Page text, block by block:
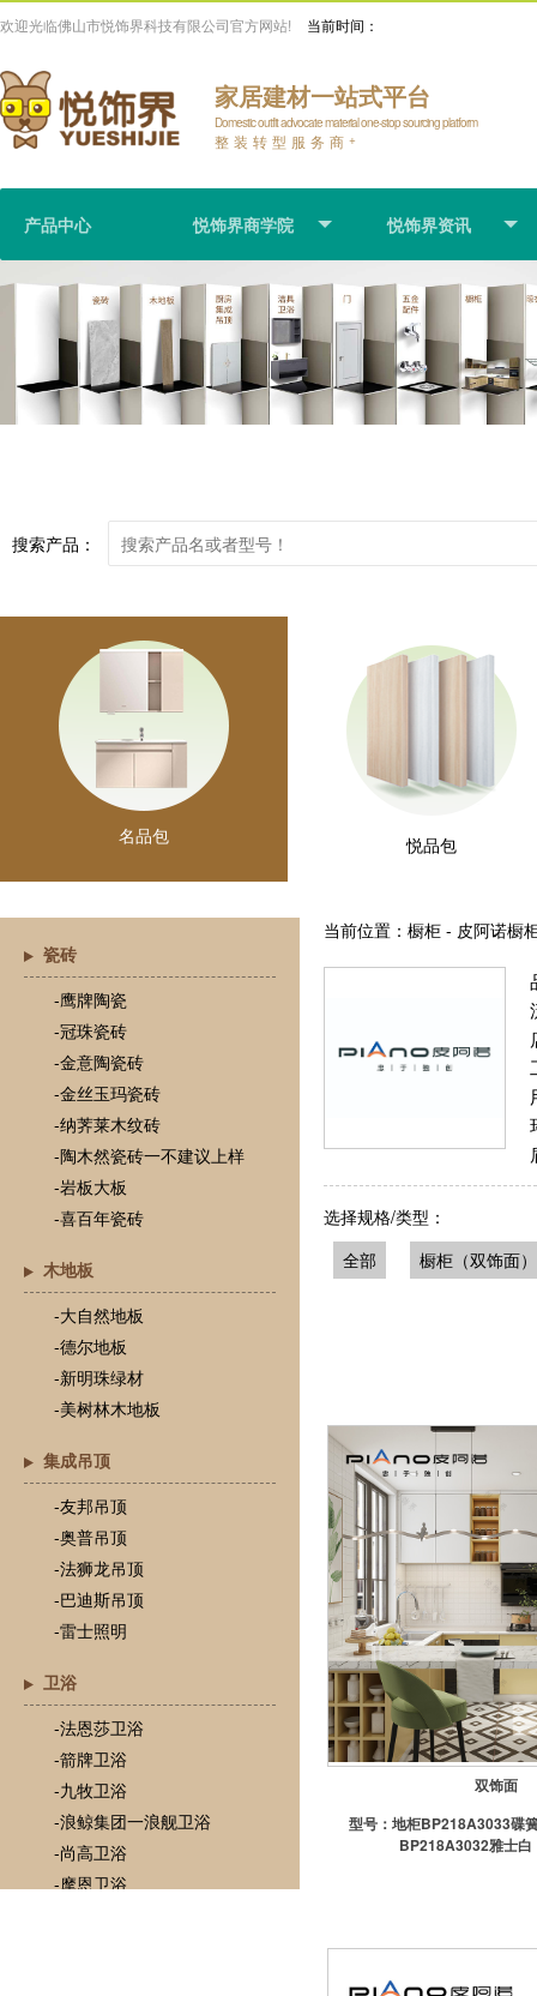
欢迎光临佛山市悦饰界科技有限公司官方网站! 当前时间：
家居建材一站式平台
Domestic outfit advocate material one-stop sourcing platform
整装转型服务商 +
产品中心 悦饰界商学院 悦饰界资讯
搜索产品：
名品包 悦品包
瓷砖
-鹰牌陶瓷
-冠珠瓷砖
-金意陶瓷砖
-金丝玉玛瓷砖
-纳荠莱木纹砖
-陶木然瓷砖一不建议上样
-岩板大板
-喜百年瓷砖
木地板
-大自然地板
-德尔地板
-新明珠绿材
-美树林木地板
集成吊顶
-友邦吊顶
-奥普吊顶
-法狮龙吊顶
-巴迪斯吊顶
-雷士照明
卫浴
-法恩莎卫浴
-箭牌卫浴
-九牧卫浴
-浪鲸集团一浪舰卫浴
-尚高卫浴
-摩恩卫浴
当前位置：橱柜 - 皮阿诺橱
选择规格/类型：
全部
橱柜（双饰面）
双饰面
型号： 地柜BP218A3033碟
BP218A3032雅士白